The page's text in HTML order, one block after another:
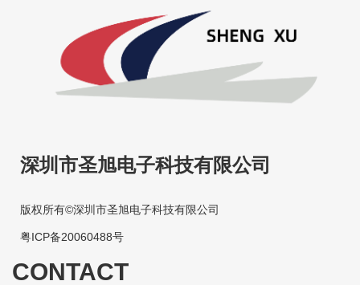
深圳市圣旭电子科技有限公司
版权所有©深圳市圣旭电子科技有限公司
粤ICP备20060488号
CONTACT